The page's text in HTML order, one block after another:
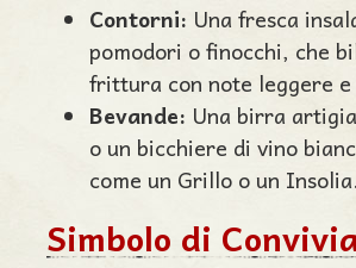
Contorni: Una fresca
pomodori o finocchi, che
frittura con note leggere
Bevande: Una birra
o un bicchiere di vino
come un Grillo o un Insolia.
Simbolo di